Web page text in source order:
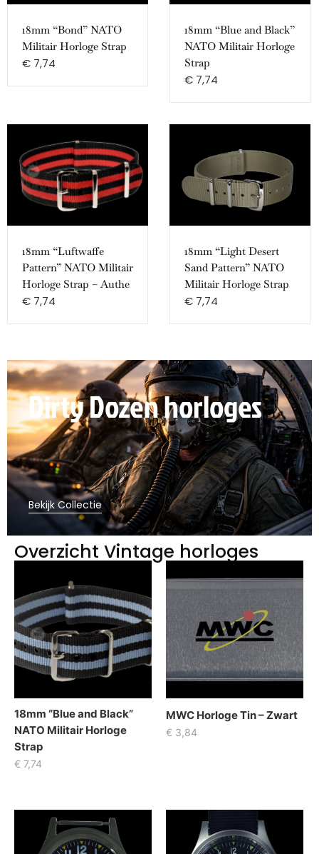
18mm “Bond” NATO
Militair Horloge Strap
€ 7,74
18mm “Blue and Black”
NATO Militair Horloge
Strap
€ 7,74
18mm “Luftwaffe
Pattern” NATO Militair
Horloge Strap – Authe
€ 7,74
18mm “Light Desert
Sand Pattern” NATO
Militair Horloge Strap
€ 7,74
Dirty Dozen horloges
Bekijk Collectie
Overzicht Vintage horloges
18mm “Blue and Black”
NATO Militair Horloge
Strap
€ 7,74
MWC Horloge Tin – Zwart
€ 3,84